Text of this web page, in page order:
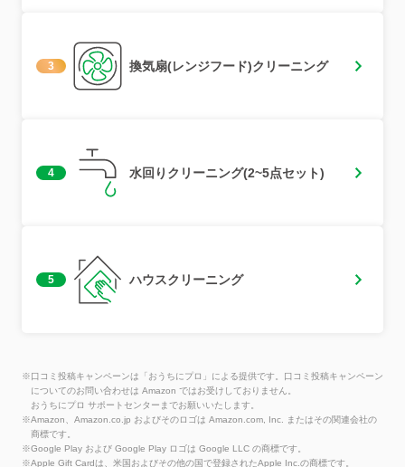
3 換気扇(レンジフード)クリーニング
4 水回りクリーニング(2~5点セット)
5 ハウスクリーニング
※口コミ投稿キャンペーンは「おうちにプロ」による提供です。口コミ投稿キャンペーン
についてのお問い合わせは Amazon ではお受けしておりません。
おうちにプロ サポートセンターまでお願いいたします。
※Amazon、Amazon.co.jp およびそのロゴは Amazon.com, Inc. またはその関連会社の
商標です。
※Google Play および Google Play ロゴは Google LLC の商標です。
※Apple Gift Cardは、米国およびその他の国で登録されたApple Inc.の商標です。